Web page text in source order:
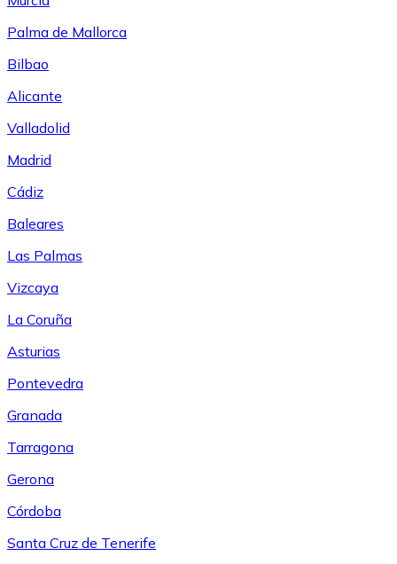
Palma de Mallorca
Bilbao
Alicante
Valladolid
Madrid
Cádiz
Baleares
Las Palmas
Vizcaya
La Coruña
Asturias
Pontevedra
Granada
Tarragona
Gerona
Córdoba
Santa Cruz de Tenerife